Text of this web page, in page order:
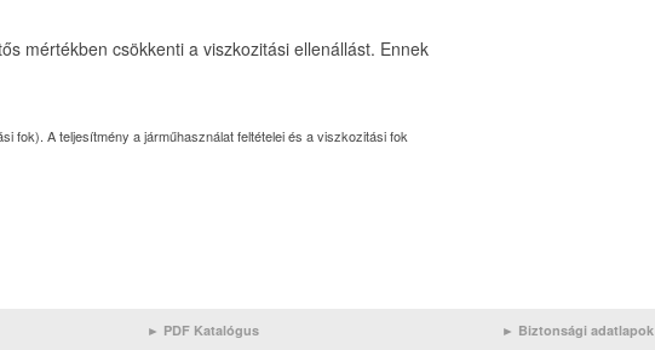
mértékben csökkenti a viszkozitási ellenállást. Ennek
fok). A teljesítmény a járműhasználat feltételei és a viszkozitási fok
► PDF Katalógus
► Biztonsági adatlapok